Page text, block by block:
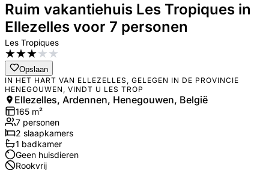
Ruim vakantiehuis Les Tropiques in
Ellezelles voor 7 personen
Les Tropiques
★★★★★
Opslaan
IN HET HART VAN ELLEZELLES, GELEGEN IN DE PROVINCIE
HENEGOUWEN, VINDT U LES TROP
Ellezelles, Ardennen, Henegouwen, België
165 m²
7 personen
2 slaapkamers
1 badkamer
Geen huisdieren
Rookvrij